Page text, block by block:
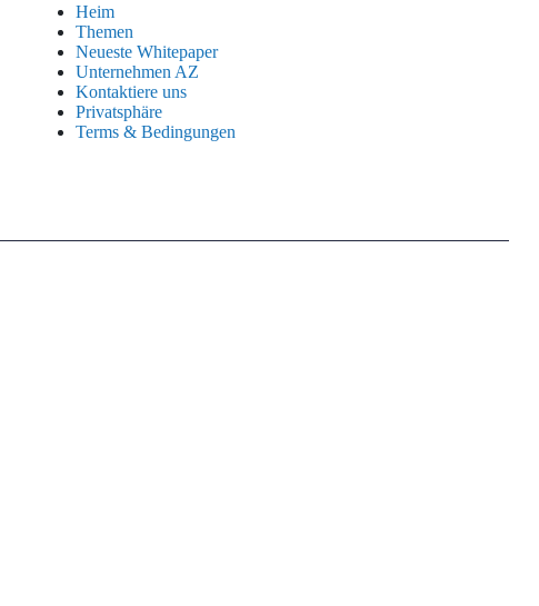
Heim
Themen
Neueste Whitepaper
Unternehmen AZ
Kontaktiere uns
Privatsphäre
Terms & Bedingungen